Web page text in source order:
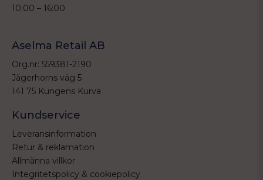
10:00 – 16:00
Aselma Retail AB
Org.nr: 559381-2190
Jägerhorns väg 5
141 75 Kungens Kurva
Kundservice
Leveransinformation
Retur & reklamation
Allmänna villkor
Integritetspolicy & cookiepolicy